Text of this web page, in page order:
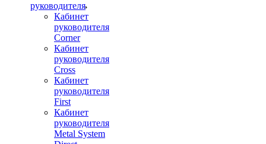
руководителя
Кабинет
руководителя
Corner
Кабинет
руководителя
Cross
Кабинет
руководителя
First
Кабинет
руководителя
Metal System